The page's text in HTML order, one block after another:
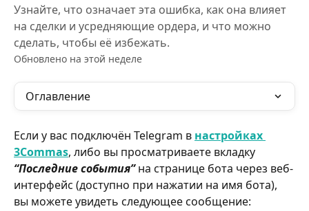
Узнайте, что означает эта ошибка, как она влияет
на сделки и усредняющие ордера, и что можно
сделать, чтобы её избежать.
Обновлено на этой неделе
Оглавление
Если у вас подключён Telegram в настройках
3Commas, либо вы просматриваете вкладку
“Последние события” на странице бота через веб-
интерфейс (доступно при нажатии на имя бота),
вы можете увидеть следующее сообщение: